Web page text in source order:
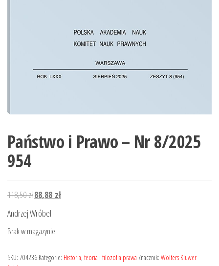
Państwo i Prawo – Nr 8/2025
954
118,50złPierwotna
cena
118,50 zł.
88,88 złAktualna
Andrzej Wróbel
Brak w magazynie
SKU: 704236 Kategorie: Historia, teoria i filozofia prawa Znacznik: Wolters Kluwer